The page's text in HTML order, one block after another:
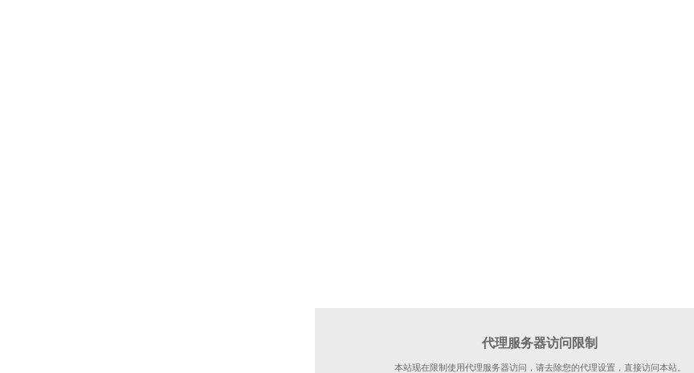
代理服务器访问限制
本站现在限制使用代理服务器访问，请去除您的代理设置，直接访问本站。